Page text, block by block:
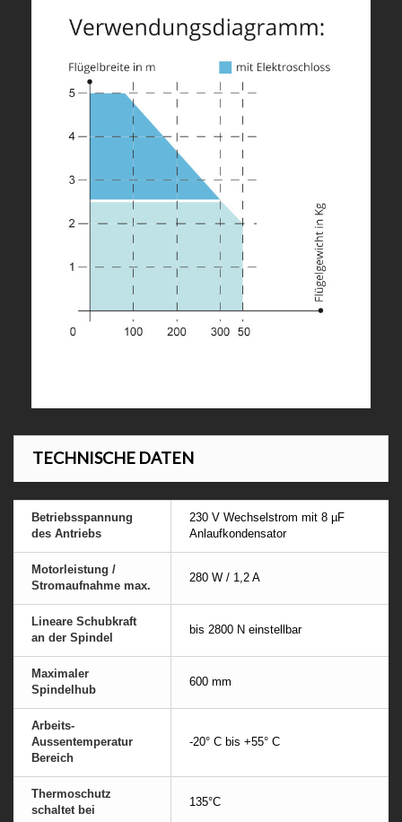
TECHNISCHE DATEN
Betriebsspannung
des Antriebs
230 V Wechselstrom mit 8 µF
Anlaufkondensator
Motorleistung /
Stromaufnahme max.
280 W / 1,2 A
Lineare Schubkraft
an der Spindel
bis 2800 N einstellbar
Maximaler
Spindelhub
600 mm
Arbeits-
Aussentemperatur
Bereich
-20° C bis +55° C
Thermoschutz
schaltet bei
135°C